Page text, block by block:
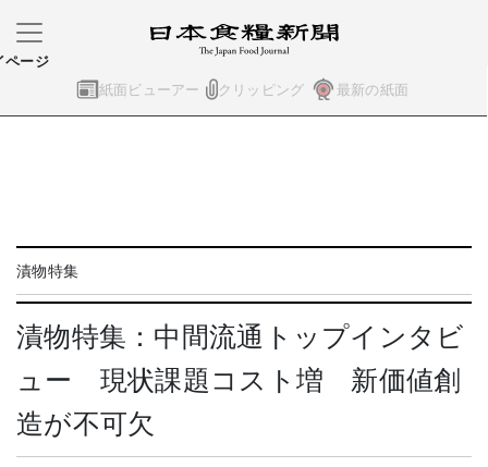
紙面ビューアー クリッピング 最新の紙面
ページ
漬物特集
漬物特集：中間流通トップインタビ
ュー 現状課題コスト増 新価値創
造が不可欠